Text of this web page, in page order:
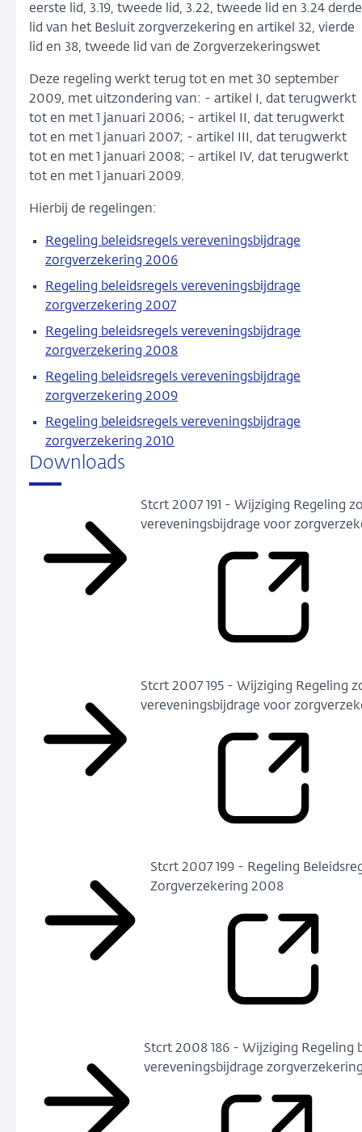
eerste lid, 3.19, tweede lid, 3.22, tweede lid en 3.24 derde
lid van het Besluit zorgverzekering en artikel 32, vierde
lid en 38, tweede lid van de Zorgverzekeringswet
Deze regeling werkt terug tot en met 30 september
2009, met uitzondering van: - artikel I, dat terugwerkt
tot en met 1 januari 2006; - artikel II, dat terugwerkt
tot en met 1 januari 2007; - artikel III, dat terugwerkt
tot en met 1 januari 2008; - artikel IV, dat terugwerkt
tot en met 1 januari 2009.
Hierbij de regelingen:
Regeling beleidsregels vereveningsbijdrage
zorgverzekering 2006
Regeling beleidsregels vereveningsbijdrage
zorgverzekering 2007
Regeling beleidsregels vereveningsbijdrage
zorgverzekering 2008
Regeling beleidsregels vereveningsbijdrage
zorgverzekering 2009
Regeling beleidsregels vereveningsbijdrage
zorgverzekering 2010
Downloads
Stcrt 2007 191 - Wijziging Regeling
verevenings­bijdrage voor
Stcrt 2007 195 - Wijziging Regeling
verevenings­bijdrage voor
Stcrt 2007 199 - Regeling
Zorgverzekering 2008
Stcrt 2008 186 - Wijziging Reg­eling
vereveningsbijdr­age